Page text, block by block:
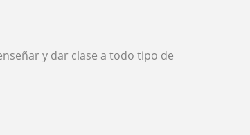
y dar clase a todo tipo de